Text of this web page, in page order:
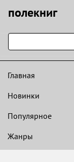
полекниг
Главная
Новинки
Популярное
Жанры